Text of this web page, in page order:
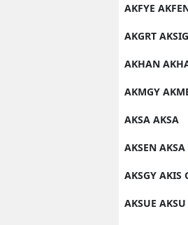
AKFYE
AKGRT
AKHAN
AKMGY
AKSA AKSA
AKSEN AKSA
AKSGY AKIS
AKSUE AKSU